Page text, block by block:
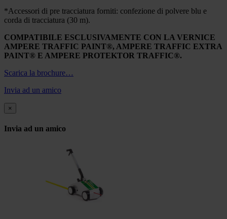
*Accessori di pre tracciatura forniti: confezione di polvere blu e
corda di tracciatura (30 m).
COMPATIBILE ESCLUSIVAMENTE CON LA VERNICE
AMPERE TRAFFIC PAINT®, AMPERE TRAFFIC EXTRA
PAINT® E AMPERE PROTEKTOR TRAFFIC®.
Scarica la brochure…
Invia ad un amico
×
Invia ad un amico